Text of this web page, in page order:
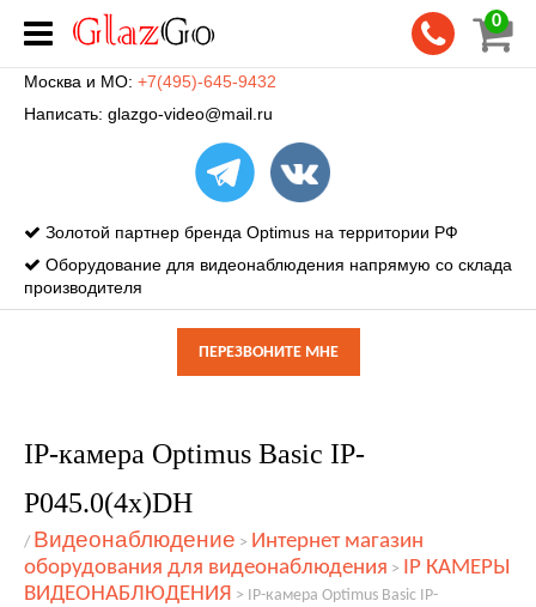
0
Москва и МО: +7(495)-645-9432
Написать: glazgo-video@mail.ru
Золотой партнер бренда Optimus на территории РФ
Оборудование для видеонаблюдения напрямую со склада
производителя
ПЕРЕЗВОНИТЕ МНЕ
IP-камера Optimus Basic IP-
P045.0(4x)DH
/ Видеонаблюдение > Интернет магазин
оборудования для видеонаблюдения > IP КАМЕРЫ
ВИДЕОНАБЛЮДЕНИЯ > IP-камера Optimus Basic IP-